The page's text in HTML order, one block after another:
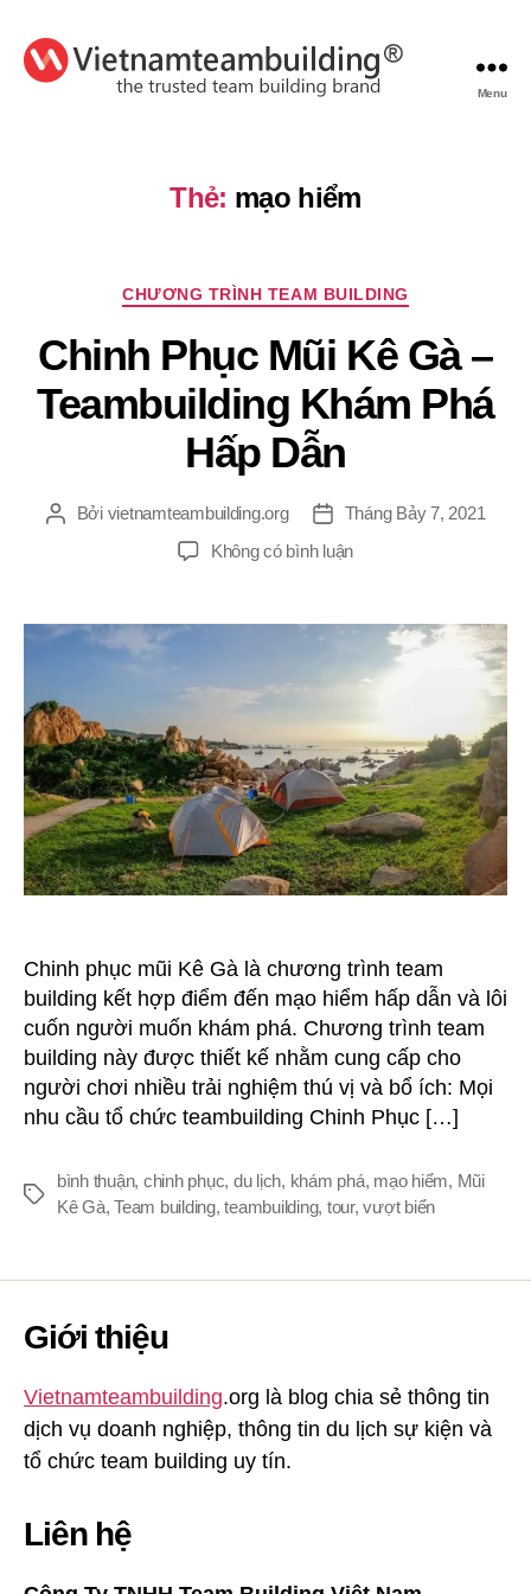
Menu
Thẻ: mạo hiểm
Chuyên
CHƯƠNG TRÌNH TEAM BUILDING
Chinh Phục Mũi Kê Gà –
Teambuilding Khám Phá
Hấp Dẫn
TácBởi vietnamteambuilding.org
Ngày
đăng
Tháng Bảy 7, 2021
Không có bình luậnở
Mũi
Gà
Teambuilding
Khám
Phá
Hấp
Dẫn
Chinh phục mũi Kê Gà là chương trình team
building kết hợp điểm đến mạo hiểm hấp dẫn và lôi
cuốn người muốn khám phá. Chương trình team
building này được thiết kế nhằm cung cấp cho
người chơi nhiều trải nghiệm thú vị và bổ ích: Mọi
nhu cầu tổ chức teambuilding Chinh Phục […]
Thẻ
bình thuận, chinh phục, du lịch, khám phá, mạo hiểm, Mũi
Kê Gà,Team building,teambuilding, tour,vượt biển
Giới thiệu
Vietnamteambuilding.org là blog chia sẻ thông tin
dịch vụ doanh nghiệp, thông tin du lịch sự kiện và
tổ chức team building uy tín.
Liên hệ